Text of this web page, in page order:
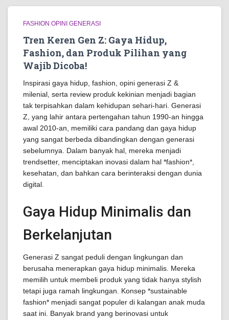
FASHION OPINI GENERASI
Tren Keren Gen Z: Gaya Hidup,
Fashion, dan Produk Pilihan yang
Wajib Dicoba!
Inspirasi gaya hidup, fashion, opini generasi Z &
milenial, serta review produk kekinian menjadi bagian
tak terpisahkan dalam kehidupan sehari-hari. Generasi
Z, yang lahir antara pertengahan tahun 1990-an hingga
awal 2010-an, memiliki cara pandang dan gaya hidup
yang sangat berbeda dibandingkan dengan generasi
sebelumnya. Dalam banyak hal, mereka menjadi
trendsetter, menciptakan inovasi dalam hal *fashion*,
kesehatan, dan bahkan cara berinteraksi dengan dunia
digital.
Gaya Hidup Minimalis dan
Berkelanjutan
Generasi Z sangat peduli dengan lingkungan dan
berusaha menerapkan gaya hidup minimalis. Mereka
memilih untuk membeli produk yang tidak hanya stylish
tetapi juga ramah lingkungan. Konsep *sustainable
fashion* menjadi sangat populer di kalangan anak muda
saat ini. Banyak brand yang berinovasi untuk